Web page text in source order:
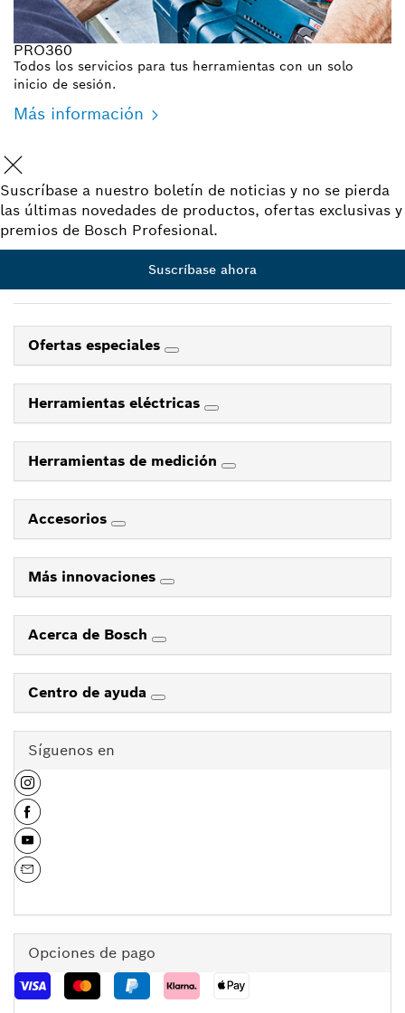
PRO360
Todos los servicios para tus herramientas con un solo
inicio de sesión.
Más información
Suscríbase a nuestro boletín de noticias y no se pierda
las últimas novedades de productos, ofertas exclusivas y
premios de Bosch Profesional.
Suscríbase ahora
Ofertas especiales
Herramientas eléctricas
Herramientas de medición
Accesorios
Más innovaciones
Acerca de Bosch
Centro de ayuda
Síguenos en
Opciones de pago